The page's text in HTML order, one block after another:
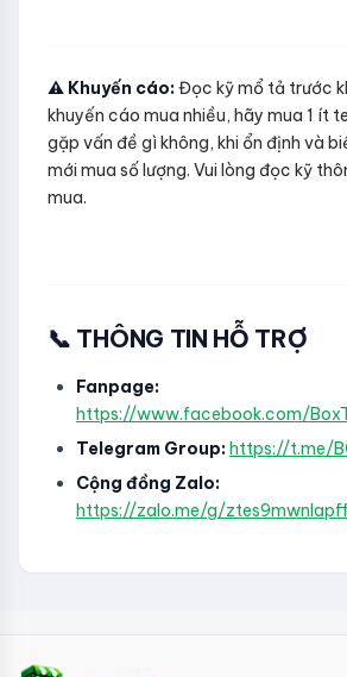
⚠️ Khuyến cáo:Đọc kỹ mổ tả trước
khuyến cáo mua nhiều, hãy mua 1 ít
gặp vấn đề gì không, khi ổn định và
mới mua số lượng. Vui lòng đọc kỹ
mua.
📞 THÔNG TIN HỖ TRỢ
Fanpage:
https://www.facebook.com/
Telegram Group:https://t.me/
Cộng đồng Zalo:
https://zalo.me/g/